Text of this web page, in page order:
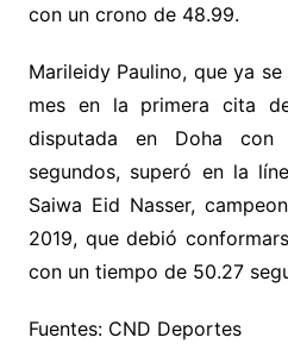
con un crono de 48.99.
Marileidy Paulino, que ya
mes en la primera cita
disputada en Doha
segundos, superó en la
Saiwa Eid Nasser,
2019, que debió
con un tiempo de 50.27
Fuentes: CND Deportes